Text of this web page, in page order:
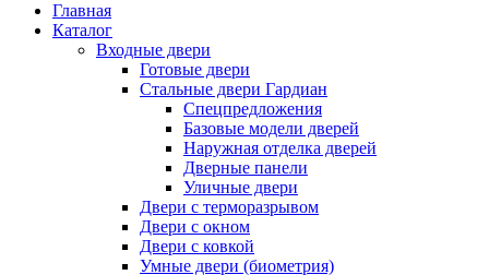
Главная
Каталог
Входные двери
Готовые двери
Стальные двери Гардиан
Спецпредложения
Базовые модели дверей
Наружная отделка дверей
Дверные панели
Уличные двери
Двери с терморазрывом
Двери с окном
Двери с ковкой
Умные двери (биометрия)